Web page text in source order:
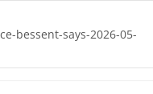
bessent-says-2026-05-